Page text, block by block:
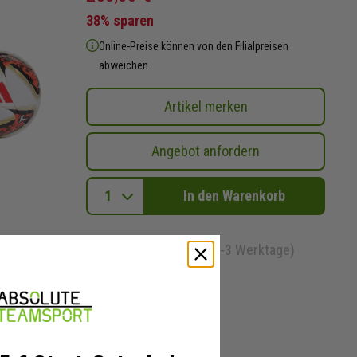
38% sparen
Online-Preise können von den Filialpreisen
abweichen
Artikel merken
Angebot anfordern
In den Warenkorb
sofort lieferbar (1-3 Werktage)